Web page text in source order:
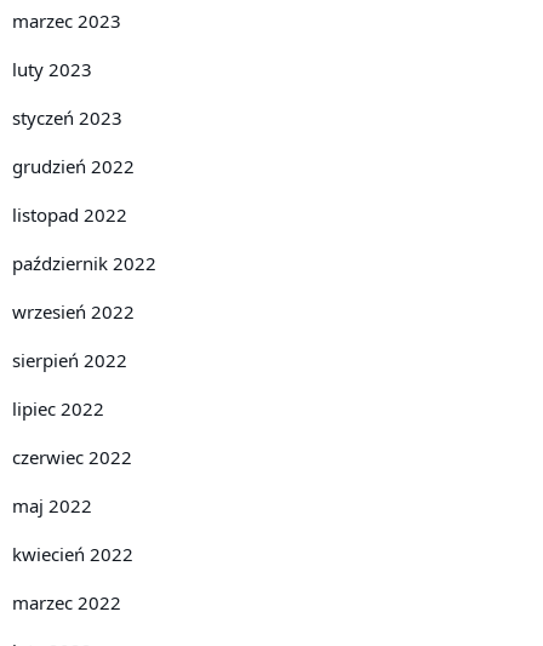
marzec 2023
luty 2023
styczeń 2023
grudzień 2022
listopad 2022
październik 2022
wrzesień 2022
sierpień 2022
lipiec 2022
czerwiec 2022
maj 2022
kwiecień 2022
marzec 2022